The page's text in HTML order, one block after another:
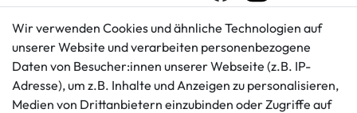
Kundenservice
+49 421 596586
Mo. - Fr. 9 - 16 Uhr
Rechtliches
AGB
Impressum
Wir verwenden Cookies und ähnliche Technologien auf
unserer Website und verarbeiten personenbezogene
Daten von Besucher:innen unserer Webseite (z.B. IP-
Adresse), um z.B. Inhalte und Anzeigen zu personalisieren,
Medien von Drittanbietern einzubinden oder Zugriffe auf